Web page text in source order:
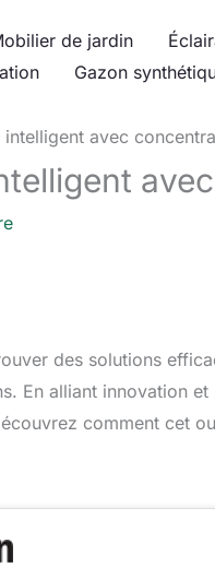
de jardin
Gazon
intelligent avec
des solutions
En alliant innovation
comment cet